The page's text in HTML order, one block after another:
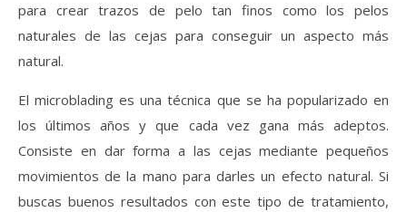
para crear trazos de pelo tan finos como los pelos
naturales de las cejas para conseguir un aspecto más
natural.
El microblading es una técnica que se ha popularizado en
los últimos años y que cada vez gana más adeptos.
Consiste en dar forma a las cejas mediante pequeños
movimientos de la mano para darles un efecto natural. Si
buscas buenos resultados con este tipo de tratamiento,